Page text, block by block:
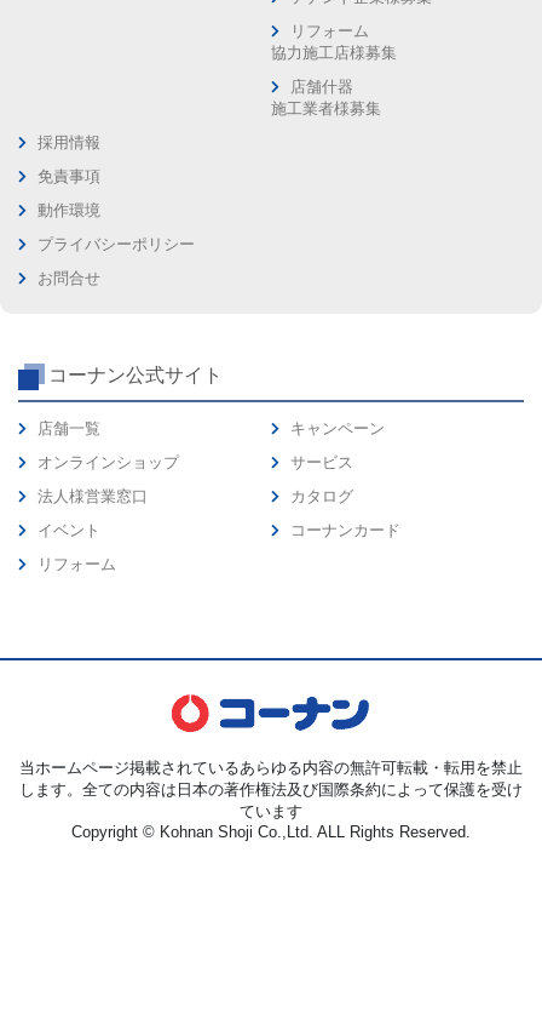
リフォーム
協力施工店様募集
店舗什器
施工業者様募集
採用情報
免責事項
動作環境
プライバシーポリシー
お問合せ
コーナン公式サイト
店舗一覧
オンラインショップ
法人様営業窓口
イベント
リフォーム
キャンペーン
サービス
カタログ
コーナンカード
当ホームページ掲載されているあらゆる内容の無許可転載・転用を禁止
します。全ての内容は日本の著作権法及び国際条約によって保護を受け
ています
Copyright © Kohnan Shoji Co.,Ltd. ALL Rights Reserved.